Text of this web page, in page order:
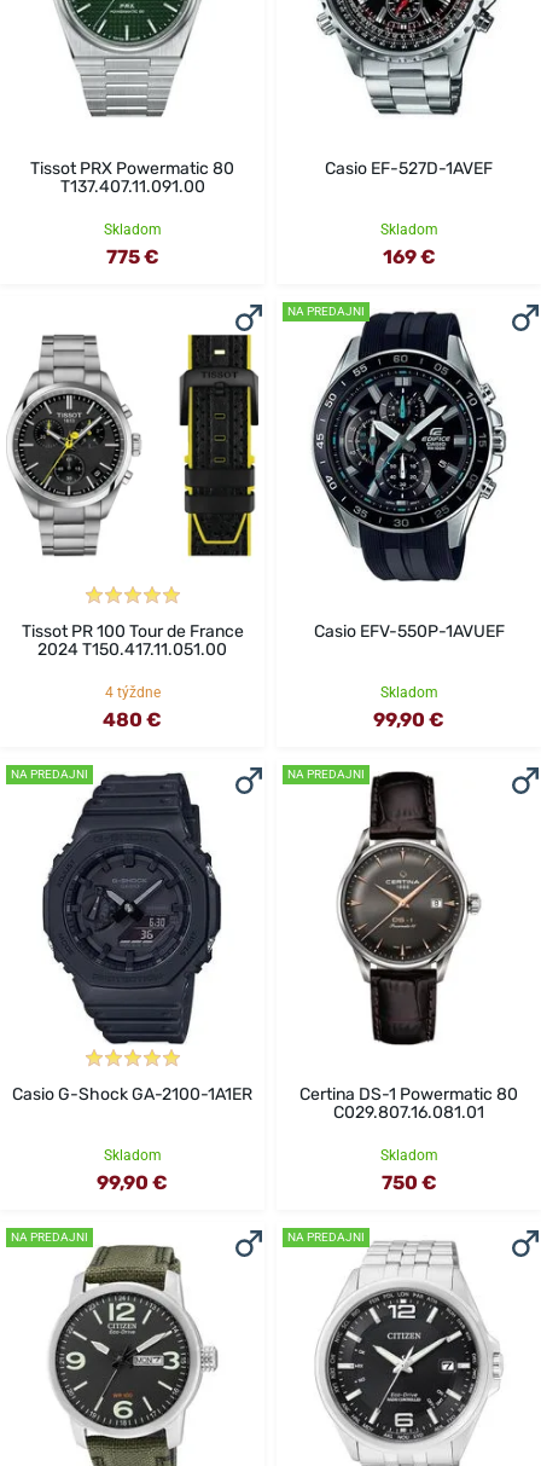
Tissot PRX Powermatic 80
T137.407.11.091.00
Skladom
775 €
Casio EF-527D-1AVEF
Skladom
169 €
Tissot PR 100 Tour de France
2024 T150.417.11.051.00
4 týždne
480 €
NA PREDAJNI
Casio EFV-550P-1AVUEF
Skladom
99,90 €
NA PREDAJNI
Casio G-Shock GA-2100-1A1ER
Skladom
99,90 €
NA PREDAJNI
Certina DS-1 Powermatic 80
C029.807.16.081.01
Skladom
750 €
NA PREDAJNI NA PREDAJNI